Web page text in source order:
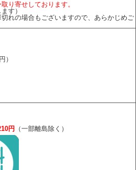
り寄せしております。
す）
れの場合もございますので、あらかじめご
）
円 （一部離島除く）